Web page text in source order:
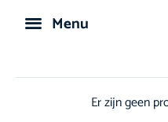
Menu
Er zijn geen